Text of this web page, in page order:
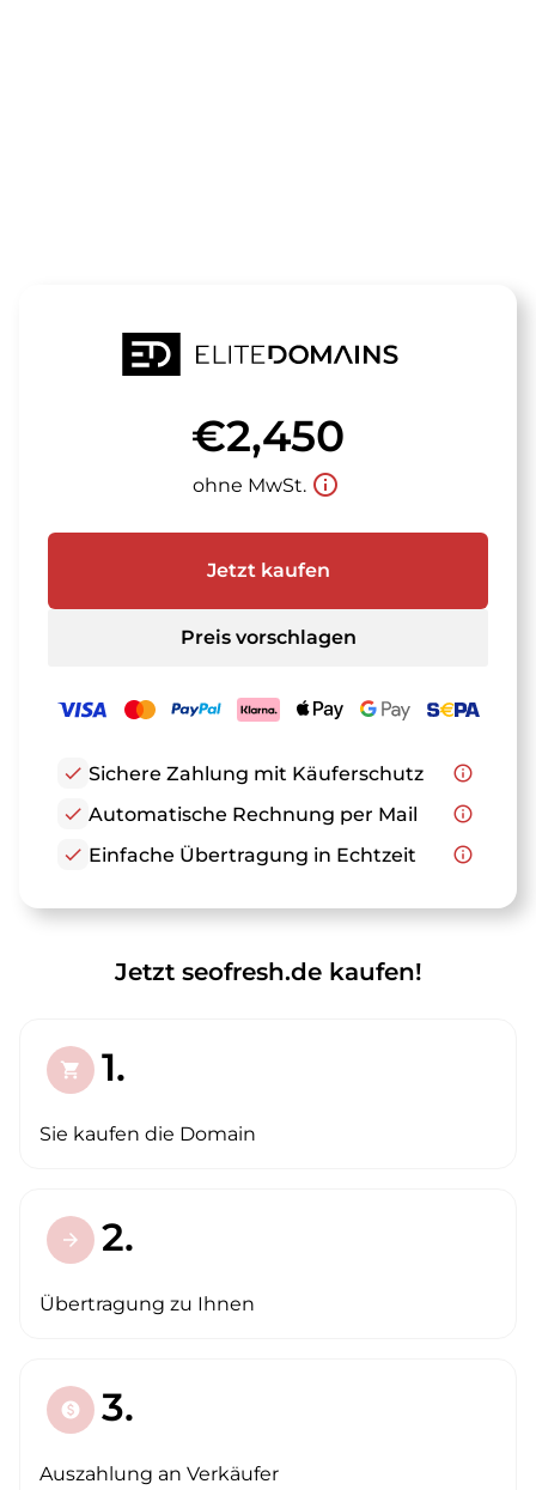
€2,450
ohne MwSt. info_outline
Jetzt kaufen
Preis vorschlagen
check Sichere Zahlung mit Käuferschutz
info_outline
check Automatische Rechnung per Mail
info_outline
check Einfache Übertragung in Echtzeit info_outline
Jetzt seofresh.de kaufen!
shopping_cart 1.
Sie kaufen die Domain
arrow_forward 2.
Übertragung zu Ihnen
paid 3.
Auszahlung an Verkäufer